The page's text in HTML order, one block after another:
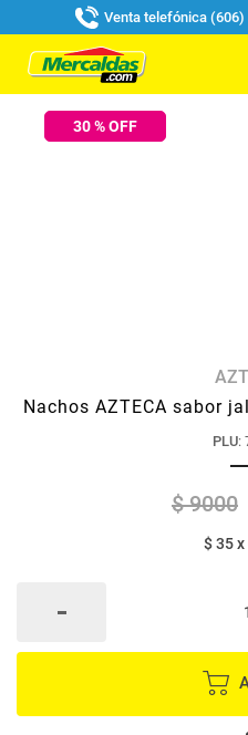
Venta telefónica (606)
30% OFF
Nachos AZTECA sabor
PLU:
$ 9000
$ 35x